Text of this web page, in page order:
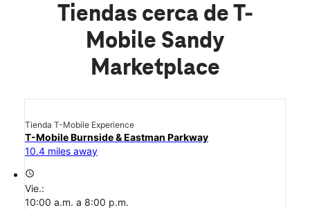
Tiendas cerca de T-
Mobile Sandy
Marketplace
Tienda T-Mobile Experience
T-Mobile Burnside & Eastman Parkway
10.4 miles away
access_time
Vie.:
10:00 a.m. a 8:00 p.m.